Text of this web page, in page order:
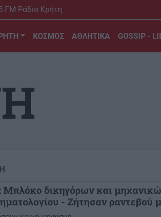
FM Ράδιο Κρήτη
ΚΟΣΜΟΣ ΑΘΛΗΤΙΚΑ GOSSIP -
Μπλόκο δικηγόρων και
- Ζήτησαν ραντεβού